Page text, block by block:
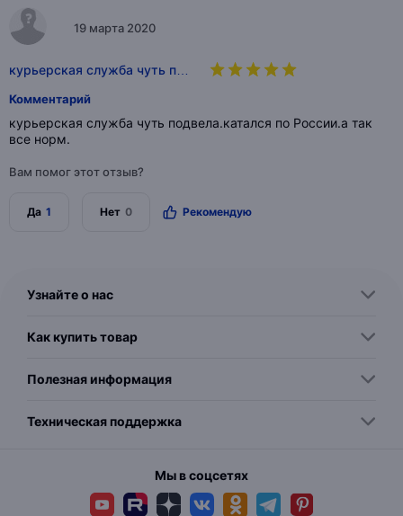
19 марта 2020
курьерская служба чуть п…
Комментарий
курьерская служба чуть подвела.катался по России.а так
все норм.
Вам помог этот отзыв?
Да 1 Нет 0 Рекомендую
Узнайте о нас
Как купить товар
Полезная информация
Техническая поддержка
Мы в соцсетях